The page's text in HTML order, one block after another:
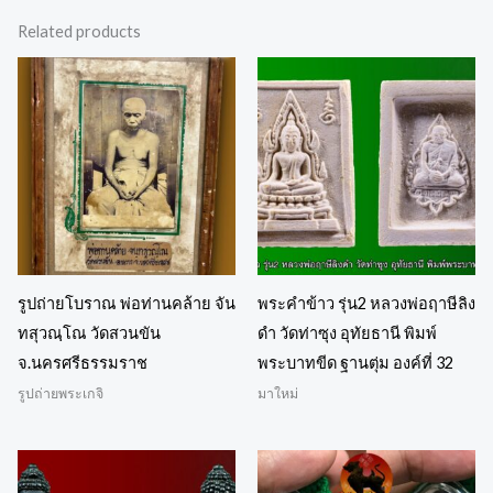
Related products
รูปถ่ายโบราณ พ่อท่านคล้าย จัน
ทสุวณฺโณ วัดสวนขัน
จ.นครศรีธรรมราช
รูปถ่ายพระเกจิ
พระคำข้าว รุ่น2 หลวงพ่อฤาษีลิง
ดำ วัดท่าซุง อุทัยธานี พิมพ์
พระบาทขีด ฐานตุ่ม องค์ที่ 32
มาใหม่